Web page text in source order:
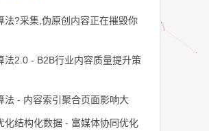
法?采集,伪原创内容正在摧毁你
法2.0 - B2B行业内容质量提升策
法 - 内容索引聚合页面影响大
化结构化数据 - 富媒体协同优化